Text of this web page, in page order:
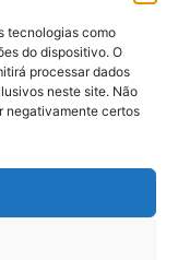
tecnologias como
do dispositivo. O
processar dados
neste site. Não
negativamente certos
(Whatsapp)
Carlos
- AL - CEP:
Todos os